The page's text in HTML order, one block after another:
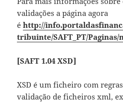
validações a página agora
éhttp://
tribuinte/SAFT_PT/
[SAFT 1.04 XSD]
XSD é um ficheiro com
validação de ficheiros xml,